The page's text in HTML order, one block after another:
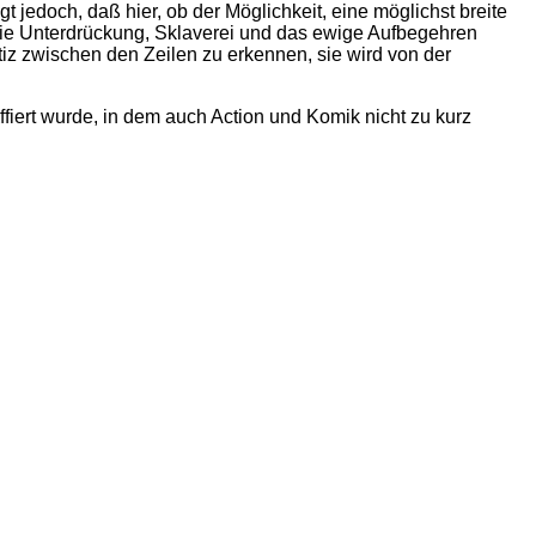
jedoch, daß hier, ob der Möglichkeit, eine möglichst breite
Unterdrückung, Sklaverei und das ewige Aufbegehren
zwischen den Zeilen zu erkennen, sie wird von der
wurde, in dem auch Action und Komik nicht zu kurz